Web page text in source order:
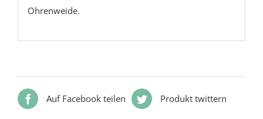
Ohrenweide.
Auf Facebook teilen Produkt twittern